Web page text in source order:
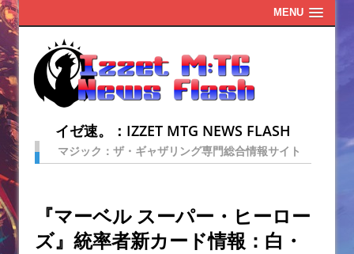
MENU
イゼ速。：IZZET MTG NEWS FLASH
マジック：ザ・ギャザリング専門総合情報サイト
『マーベル スーパー・ヒーロー
ズ』統率者新カード情報：白・